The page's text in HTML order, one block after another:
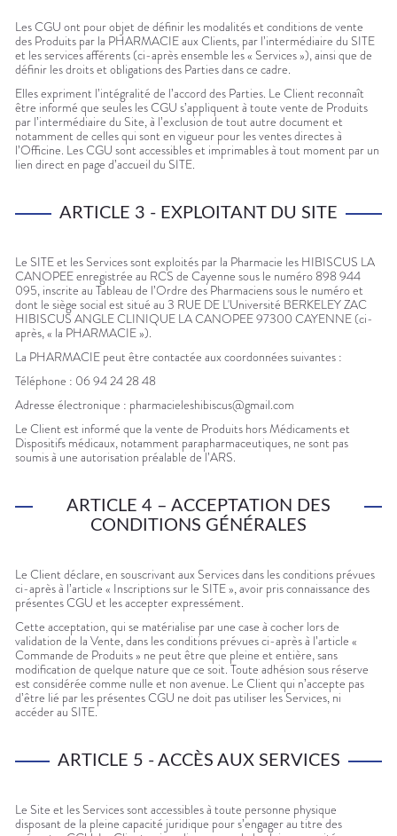
Les CGU ont pour objet de définir les modalités et conditions de vente
des Produits par la PHARMACIE aux Clients, par l’intermédiaire du SITE
et les services afférents (ci-après ensemble les « Services »), ainsi que de
définir les droits et obligations des Parties dans ce cadre.
Elles expriment l’intégralité de l’accord des Parties. Le Client reconnaît
être informé que seules les CGU s’appliquent à toute vente de Produits
par l’intermédiaire du Site, à l’exclusion de tout autre document et
notamment de celles qui sont en vigueur pour les ventes directes à
l’Officine. Les CGU sont accessibles et imprimables à tout moment par un
lien direct en page d’accueil du SITE.
ARTICLE 3 - EXPLOITANT DU SITE
Le SITE et les Services sont exploités par la Pharmacie les HIBISCUS LA
CANOPEE enregistrée au RCS de Cayenne sous le numéro 898 944
095, inscrite au Tableau de l’Ordre des Pharmaciens sous le numéro et
dont le siège social est situé au 3 RUE DE L'Université BERKELEY ZAC
HIBISCUS ANGLE CLINIQUE LA CANOPEE 97300 CAYENNE (ci-
après, « la PHARMACIE »).
La PHARMACIE peut être contactée aux coordonnées suivantes :
Téléphone : 06 94 24 28 48
Adresse électronique : pharmacieleshibiscus@gmail.com
Le Client est informé que la vente de Produits hors Médicaments et
Dispositifs médicaux, notamment parapharmaceutiques, ne sont pas
soumis à une autorisation préalable de l’ARS.
ARTICLE 4 – ACCEPTATION DES
CONDITIONS GÉNÉRALES
Le Client déclare, en souscrivant aux Services dans les conditions prévues
ci-après à l’article « Inscriptions sur le SITE », avoir pris connaissance des
présentes CGU et les accepter expressément.
Cette acceptation, qui se matérialise par une case à cocher lors de
validation de la Vente, dans les conditions prévues ci-après à l’article «
Commande de Produits » ne peut être que pleine et entière, sans
modification de quelque nature que ce soit. Toute adhésion sous réserve
est considérée comme nulle et non avenue. Le Client qui n’accepte pas
d’être lié par les présentes CGU ne doit pas utiliser les Services, ni
accéder au SITE.
ARTICLE 5 - ACCÈS AUX SERVICES
Le Site et les Services sont accessibles à toute personne physique
disposant de la pleine capacité juridique pour s’engager au titre des